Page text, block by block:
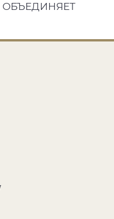
ОБЪЕДИНЯЕТ